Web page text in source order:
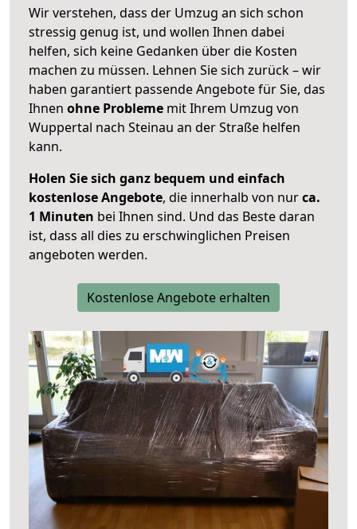
Wir verstehen, dass der Umzug an sich schon
stressig genug ist, und wollen Ihnen dabei
helfen, sich keine Gedanken über die Kosten
machen zu müssen. Lehnen Sie sich zurück – wir
haben garantiert passende Angebote für Sie, das
Ihnen ohne Probleme mit Ihrem Umzug von
Wuppertal nach Steinau an der Straße helfen
kann.
Holen Sie sich ganz bequem und einfach
kostenlose Angebote, die innerhalb von nurca.
1 Minuten bei Ihnen sind. Und das Beste daran
ist, dass all dies zu erschwinglichen Preisen
angeboten werden.
Kostenlose Angebote erhalten